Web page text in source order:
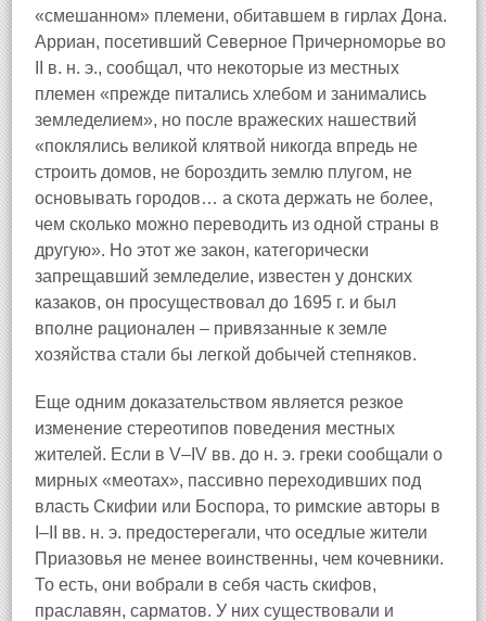
«смешанном» племени, обитавшем в гирлах Дона.
Арриан, посетивший Северное Причерноморье во
II в. н. э., сообщал, что некоторые из местных
племен «прежде питались хлебом и занимались
земледелием», но после вражеских нашествий
«поклялись великой клятвой никогда впредь не
строить домов, не бороздить землю плугом, не
основывать городов… а скота держать не более,
чем сколько можно переводить из одной страны в
другую». Но этот же закон, категорически
запрещавший земледелие, известен у донских
казаков, он просуществовал до 1695 г. и был
вполне рационален – привязанные к земле
хозяйства стали бы легкой добычей степняков.
Еще одним доказательством является резкое
изменение стереотипов поведения местных
жителей. Если в V–IV вв. до н. э. греки сообщали о
мирных «меотах», пассивно переходивших под
власть Скифии или Боспора, то римские авторы в
I–II вв. н. э. предостерегали, что оседлые жители
Приазовья не менее воинственны, чем кочевники.
То есть, они вобрали в себя часть скифов,
праславян, сарматов. У них существовали и